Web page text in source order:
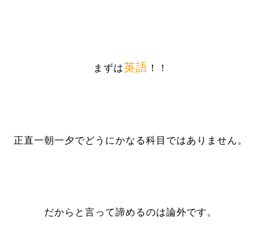
まずは英語 ！！
正直一朝一夕でどうにかなる科目ではありません。
だからと言って諦めるのは論外です。